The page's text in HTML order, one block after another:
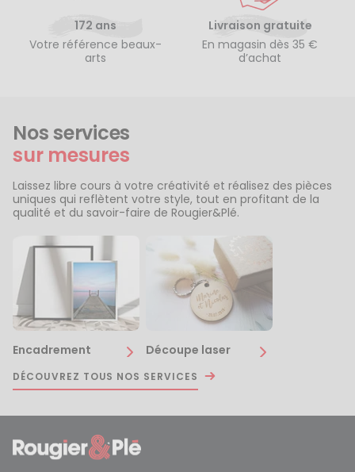
172 ans
Votre référence beaux-
arts
Livraison gratuite
En magasin dès 35 €
d’achat
Nos services
sur mesures
Laissez libre cours à votre créativité et réalisez des pièces
uniques qui reflètent votre style, tout en profitant de la
qualité et du savoir-faire de Rougier&Plé.
Encadrement Découpe laser
DÉCOUVREZ TOUS NOS SERVICES